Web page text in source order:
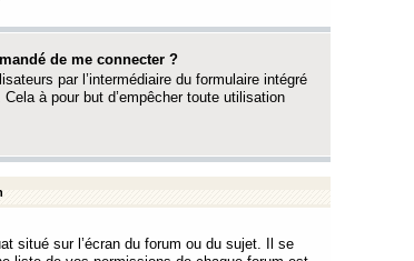
de me connecter ?
par l’intermédiaire du formulaire intégré
à pour but d’empêcher toute utilisation
situé sur l’écran du forum ou du sujet. Il se